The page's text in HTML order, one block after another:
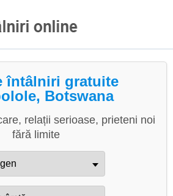
întâlniri gratuite
Botswana
relații serioase, prieteni noi
fără limite